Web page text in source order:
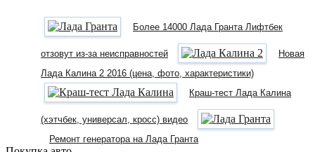
Более 14000 Лада Гранта Лифтбек
отзовут из-за неисправностей
Новая
Лада Калина 2 2016 (цена, фото, характеристики)
Краш-тест Лада Калина
(хэтчбек, универсал, кросс) видео
Ремонт генератора на Лада Гранта